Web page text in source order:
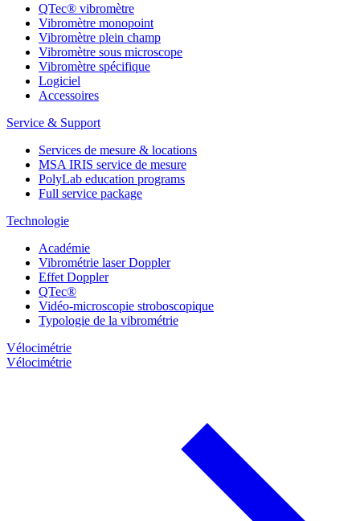
QTec® vibromètre
Vibromètre monopoint
Vibromètre plein champ
Vibromètre sous microscope
Vibromètre spécifique
Logiciel
Accessoires
Service & Support
Services de mesure & locations
MSA IRIS service de mesure
PolyLab education programs
Full service package
Technologie
Académie
Vibrométrie laser Doppler
Effet Doppler
QTec®
Vidéo-microscopie stroboscopique
Typologie de la vibrométrie
Vélocimétrie
Vélocimétrie